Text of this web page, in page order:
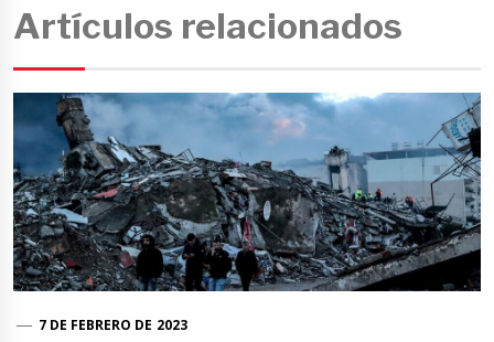
Artículos relacionados
7 DE FEBRERO DE 2023